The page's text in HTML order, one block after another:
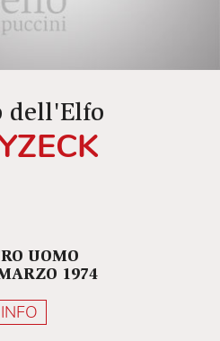
dell'Elfo
UOMO
1974
INFO